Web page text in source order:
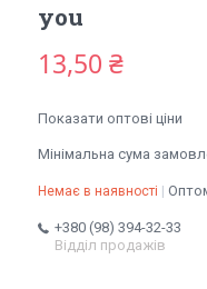
you
13,50 ₴
Показати оптові ціни
Мінімальна сума
Немає в наявності
+380 (98) 394-32-33
Відділ продажів